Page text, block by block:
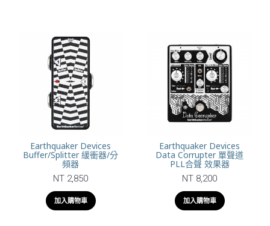
Earthquaker Devices
Buffer/Splitter 緩衝器/分
頻器
NT 2,850
加入購物車
Earthquaker Devices
Data Corrupter 單聲道
PLL合聲 效果器
NT 8,200
加入購物車